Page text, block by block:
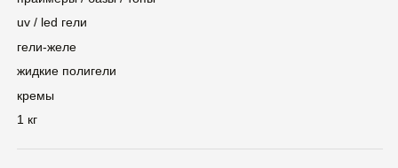
©2025 — ZINA